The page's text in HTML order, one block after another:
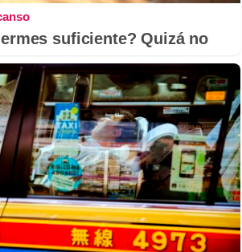
suficiente? Quizá no